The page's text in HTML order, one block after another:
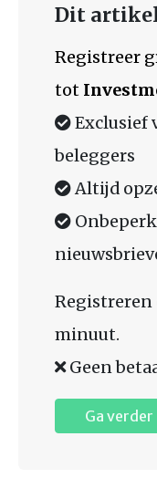
Dit
Registreer
tot
Exclusief
beleggers
Altijd
Registreren
minuut.
Geen
Ga verder